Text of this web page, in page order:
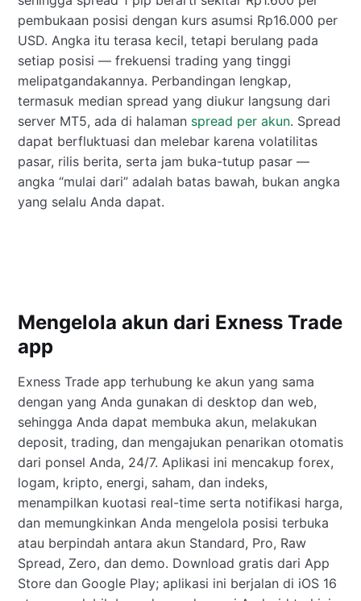
pembukaan posisi dengan kurs asumsi Rp16.000 per
USD. Angka itu terasa kecil, tetapi berulang pada
setiap posisi — frekuensi trading yang tinggi
melipatgandakannya. Perbandingan lengkap,
termasuk median spread yang diukur langsung dari
server MT5, ada di halaman spread per akun. Spread
dapat berfluktuasi dan melebar karena volatilitas
pasar, rilis berita, serta jam buka-tutup pasar —
angka “mulai dari” adalah batas bawah, bukan angka
yang selalu Anda dapat.
Mengelola akun dari Exness Trade
app
Exness Trade app terhubung ke akun yang sama
dengan yang Anda gunakan di desktop dan web,
sehingga Anda dapat membuka akun, melakukan
deposit, trading, dan mengajukan penarikan otomatis
dari ponsel Anda, 24/7. Aplikasi ini mencakup forex,
logam, kripto, energi, saham, dan indeks,
menampilkan kuotasi real-time serta notifikasi harga,
dan memungkinkan Anda mengelola posisi terbuka
atau berpindah antara akun Standard, Pro, Raw
Spread, Zero, dan demo. Download gratis dari App
Store dan Google Play; aplikasi ini berjalan di iOS 16